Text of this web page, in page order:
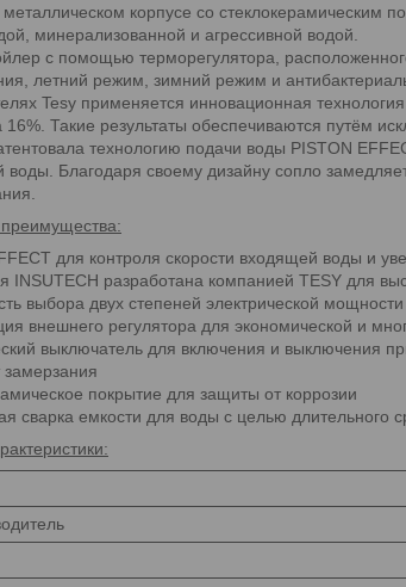
корпусе со стеклокерамическим
минерализованной и агрессивной водой.
с помощью терморегулятора,
летний режим, зимний режим и
Tesy применяется инновационная
16%. Такие результаты обеспечиваются путём
технологию подачи воды PISTON
воды. Благодаря своему дизайну сопло
для контроля скорости входящей воды и
INSUTECH разработана компанией ТЕSY для
выбора двух степеней электрической мощности
внешнего регулятора для экономической и
выключатель для включения и выключения
покрытие для защиты от коррозии
сварка емкости для воды с целью длительного